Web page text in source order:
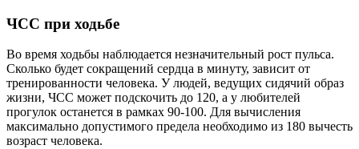
ЧСС при ходьбе
Во время ходьбы наблюдается незначительный рост пульса.
Сколько будет сокращений сердца в минуту, зависит от
тренированности человека. У людей, ведущих сидячий образ
жизни, ЧСС может подскочить до 120, а у любителей
прогулок останется в рамках 90-100. Для вычисления
максимально допустимого предела необходимо из 180 вычесть
возраст человека.